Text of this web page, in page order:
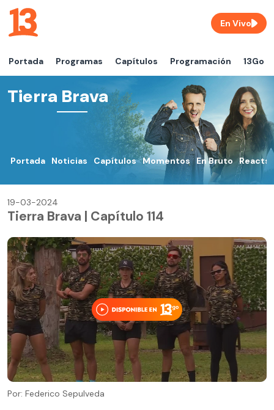
Portada Programas Capítulos Programación 13Go
En Vivo
Tierra Brava
Portada Noticias Capítulos Momentos En Bruto Reacts
19-03-2024
Tierra Brava | Capítulo 114
Por: Federico Sepulveda